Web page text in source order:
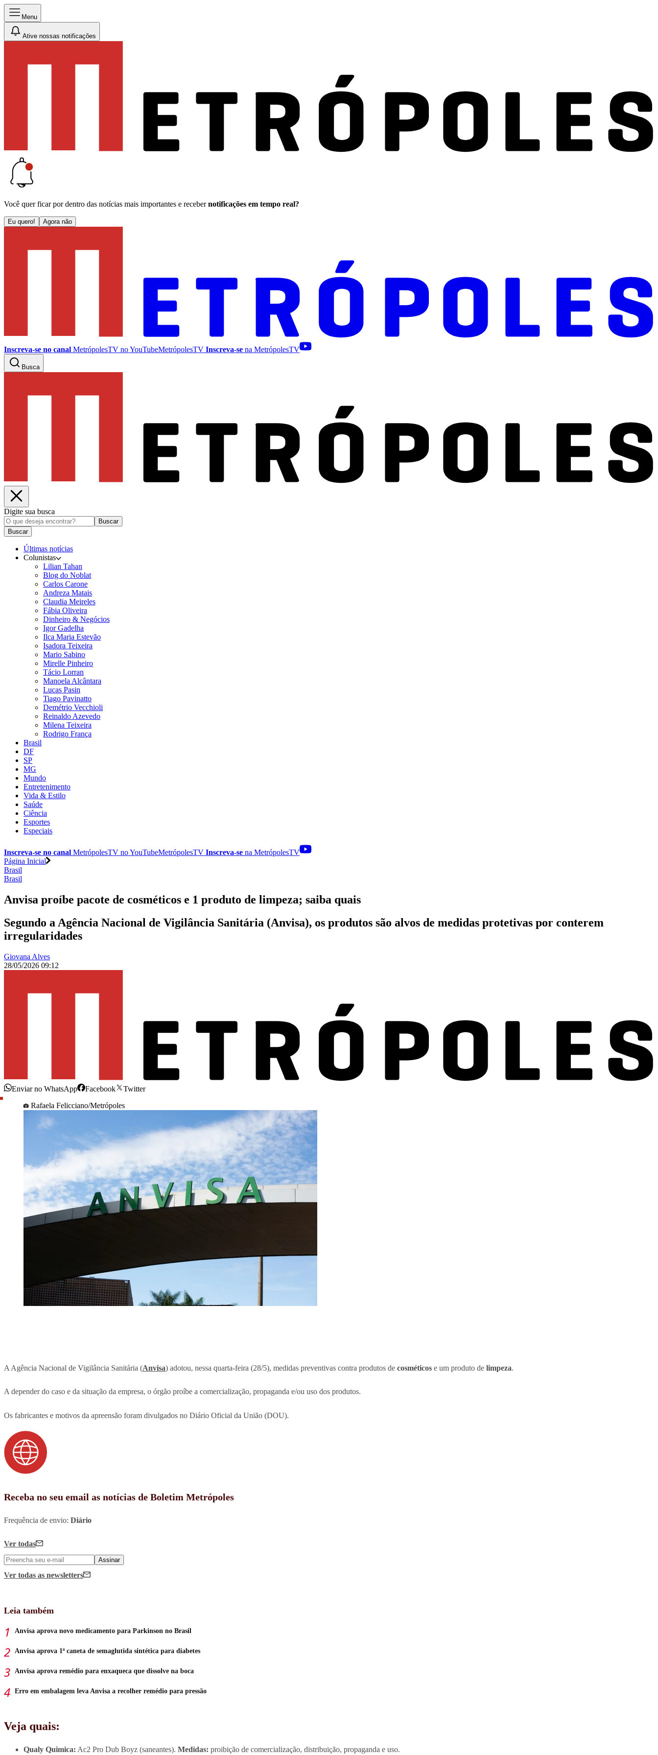
Menu
Ative nossas notificações
Você quer ficar por dentro das notícias mais importantes e receber notificações em tempo real?
Eu quero! Agora não
Inscreva-se no canal MetrópolesTV noYouTubeMetrópolesTV Inscreva-se na MetrópolesTV
Busca
Digite sua busca
Buscar
Buscar
Últimas notícias
Colunistas
Lilian Tahan
Blog do Noblat
Carlos Carone
Andreza Matais
Claudia Meireles
Fábia Oliveira
Dinheiro & Negócios
Igor Gadelha
Ilca Maria Estevão
Isadora Teixeira
Mario Sabino
Mirelle Pinheiro
Tácio Lorran
Manoela Alcântara
Lucas Pasin
Tiago Pavinatto
Demétrio Vecchioli
Reinaldo Azevedo
Milena Teixeira
Rodrigo França
Brasil
DF
SP
MG
Mundo
Entretenimento
Vida & Estilo
Saúde
Ciência
Esportes
Especiais
Inscreva-se no canal MetrópolesTV noYouTubeMetrópolesTV Inscreva-se na MetrópolesTV
Página Inicial
Brasil
Brasil
Anvisa proíbe pacote de cosméticos e 1 produto de limpeza; saiba quais
Segundo a Agência Nacional de Vigilância Sanitária (Anvisa), os produtos são alvos de medidas protetivas por conterem
irregularidades
Giovana Alves
28/05/2026 09:12
Enviar no WhatsApp Facebook
Twitter
Rafaela Felicciano/Metrópoles
A Agência Nacional de Vigilância Sanitária (Anvisa) adotou, nessa quarta-feira (28/5), medidas preventivas contra produtos de cosméticos e um produto de limpeza.
A depender do caso e da situação da empresa, o órgão proíbe a comercialização, propaganda e/ou uso dos produtos.
Os fabricantes e motivos da apreensão foram divulgados no Diário Oficial da União (DOU).
Receba no seu email as notícias de Boletim Metrópoles
Frequência de envio: Diário
Ver todas
Assinar
Ver todas as newsletters
Leia também
Anvisa aprova novo medicamento para Parkinson no Brasil
Anvisa aprova 1ª caneta de semaglutida sintética para diabetes
Anvisa aprova remédio para enxaqueca que dissolve na boca
Erro em embalagem leva Anvisa a recolher remédio para pressão
Veja quais:
Qualy Quimica: Ac2 Pro Dub Boyz (saneantes). Medidas: proibição de comercialização, distribuição, propaganda e uso.